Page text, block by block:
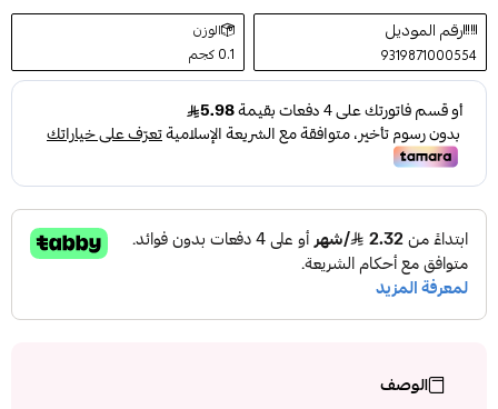
رقم الموديل
9319871000554
الوزن
0.1 كجم
الوصف